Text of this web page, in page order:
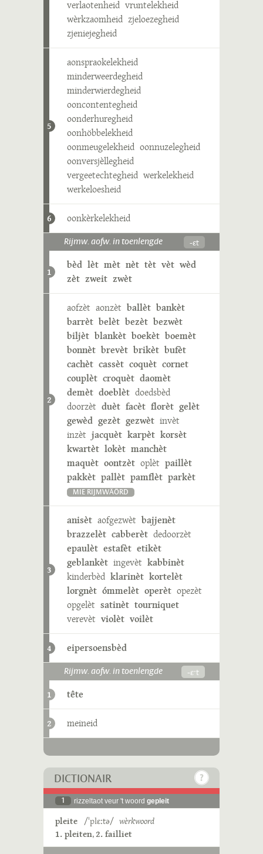
verlaotenheid vruntelekheid
wèrkzaomheid zjeloezegheid
zjeniejegheid
5
aonspraokelekheid
minderweerdegheid
minderwierdegheid
ooncontentegheid
oonderhuregheid
oonhöbbelekheid
oonmeugelekheid oonnuzelegheid
oonversjèllegheid
vergeetechtegheid werkelekheid
werkeloesheid
6 oonkèrkelekheid
Rijmw. aofw. in toenlengde -ɛt
1
bèd lèt mèt nèt tèt vèt wèd
zèt zweit zwèt
2
aofzèt aonzèt ballèt bankèt
barrèt belèt bezèt bezwèt
biljèt blankèt boekèt boemèt
bonnèt brevèt brikèt bufèt
cachèt cassèt coquèt cornet
couplèt croquèt daomèt
demèt doeblèt doedsbèd
doorzèt duèt facèt florèt gelèt
gewèd gezèt gezwèt invèt
inzèt jacquèt karpèt korsèt
kwartèt lokèt manchèt
maquèt oontzèt oplèt paillèt
pakkèt pallèt pamflèt parkèt
MIE RIJMWÄÖRD
3
anisèt aofgezwèt bajjenèt
brazzelèt cabberèt dedoorzèt
epaulèt estafèt etikèt
geblankèt ingevèt kabbinèt
kinderbèd klarinèt kortelèt
lorgnèt ómmelèt operèt opezèt
opgelèt satinèt tourniquet
verevèt violèt voilèt
4 eipersoensbèd
Rijmw. aofw. in toenlengde -ɛˑt
1 tête
2 meineid
DICTIONAIR
1 rizzeltaot veur 't woord gepleit
pleite /ˈplɛːtə/ wèrkwoord
1. pleiten,2. failliet